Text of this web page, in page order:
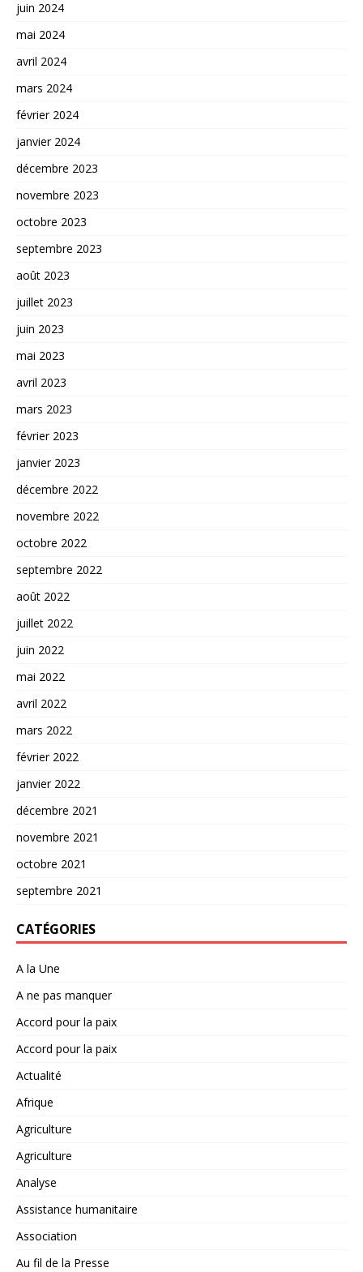
juin 2024
mai 2024
avril 2024
mars 2024
février 2024
janvier 2024
décembre 2023
novembre 2023
octobre 2023
septembre 2023
août 2023
juillet 2023
juin 2023
mai 2023
avril 2023
mars 2023
février 2023
janvier 2023
décembre 2022
novembre 2022
octobre 2022
septembre 2022
août 2022
juillet 2022
juin 2022
mai 2022
avril 2022
mars 2022
février 2022
janvier 2022
décembre 2021
novembre 2021
octobre 2021
septembre 2021
CATÉGORIES
A la Une
A ne pas manquer
Accord pour la paix
Accord pour la paix
Actualité
Afrique
Agriculture
Agriculture
Analyse
Assistance humanitaire
Association
Au fil de la Presse